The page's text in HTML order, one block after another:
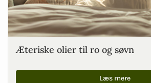
Æteriske olier til ro og søvn
Læs mere